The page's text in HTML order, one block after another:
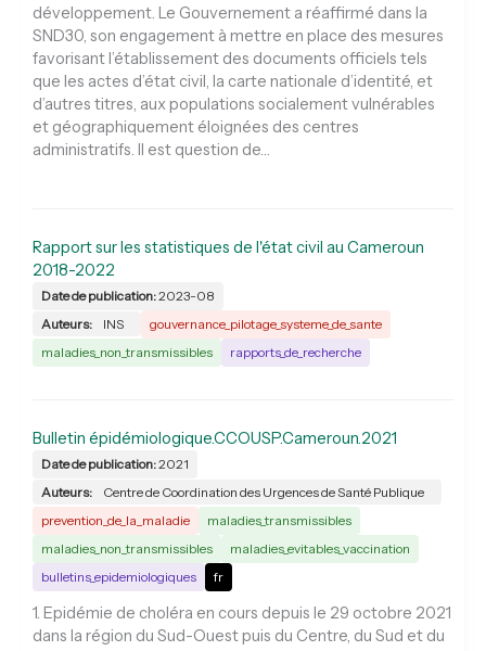
développement. Le Gouvernement a réaffirmé dans la
SND30, son engagement à mettre en place des mesures
favorisant l’établissement des documents officiels tels
que les actes d’état civil, la carte nationale d’identité, et
d’autres titres, aux populations socialement vulnérables
et géographiquement éloignées des centres
administratifs. Il est question de…
Rapport sur les statistiques de l'état civil au Cameroun
2018-2022
Date de publication:2023-08
Auteurs:
INS
gouvernance_pilotage_systeme_de_sante
maladies_non_transmissibles
rapports_de_recherche
Bulletin épidémiologique.CCOUSP.Cameroun.2021
Date de publication:2021
Auteurs:
Centre de Coordination des Urgences de Santé Publique
prevention_de_la_maladie
maladies_transmissibles
maladies_non_transmissibles
maladies_evitables_vaccination
bulletins_epidemiologiques
fr
1. Epidémie de choléra en cours depuis le 29 octobre 2021
dans la région du Sud-Ouest puis du Centre, du Sud et du